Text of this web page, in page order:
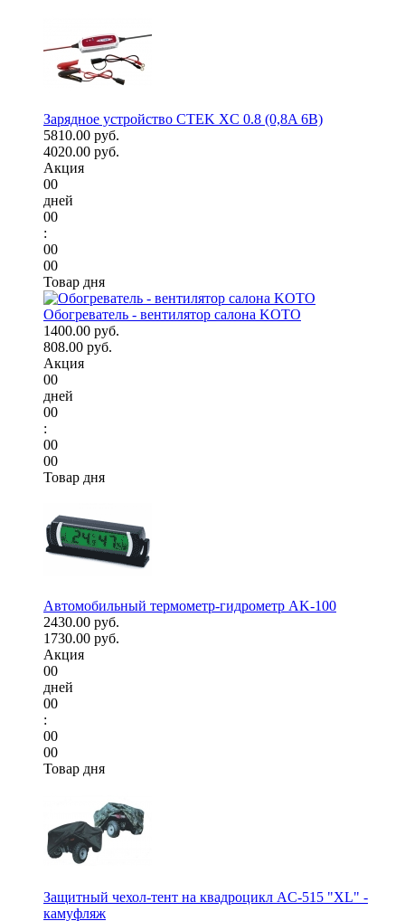
Зарядное устройство CTEK XC 0.8 (0,8A 6В)
5810.00 руб.
4020.00 руб.
Акция
00
дней
00
:
00
00
Товар дня
Обогреватель - вентилятор салона KOTO
1400.00 руб.
808.00 руб.
Акция
00
дней
00
:
00
00
Товар дня
Автомобильный термометр-гидрометр AK-100
2430.00 руб.
1730.00 руб.
Акция
00
дней
00
:
00
00
Товар дня
Защитный чехол-тент на квадроцикл AC-515 "XL" -
камуфляж